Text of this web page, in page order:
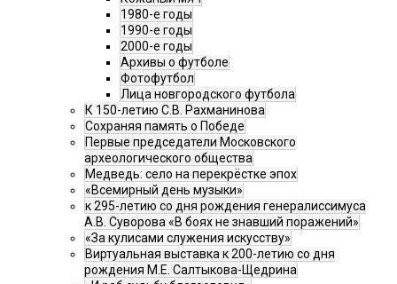
1980-е годы
1990-е годы
2000-е годы
Архивы о футболе
Фотофутбол
Лица новгородского футбола
К 150-летию С.В. Рахманинова
Сохраняя память о Победе
Первые председатели Московского
археологического общества
Медведь: село на перекрёстке эпох
«Всемирный день музыки»
к 295-летию со дня рождения генералиссимуса
А.В. Суворова «В боях не знавший поражений»
«За кулисами служения искусству»
Виртуальная выставка к 200-летию со дня
рождения М.Е. Салтыкова-Щедрина